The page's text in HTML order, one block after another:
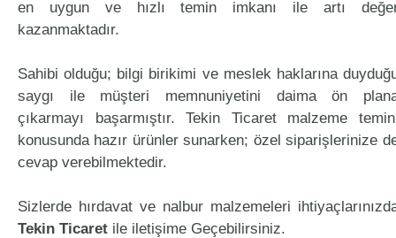
en uygun ve hızlı temin imkanı ile artı
kazanmaktadır.
Sahibi olduğu; bilgi birikimi ve meslek haklarına
saygı ile müşteri memnuniyetini daima ön
çıkarmayı başarmıştır. Tekin Ticaret malzeme
konusunda hazır ürünler sunarken; özel siparişlerinize
cevap verebilmektedir.
Sizlerde hırdavat ve nalbur malzemeleri
Tekin Ticaret ile iletişime Geçebilirsiniz.